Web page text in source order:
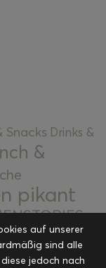
Snacks Drinks &
&
pikant
Kuchen und
&
auf unserer
sind alle
jedoch nach